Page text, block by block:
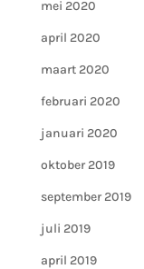
mei 2020
april 2020
maart 2020
februari 2020
januari 2020
oktober 2019
september 2019
juli 2019
april 2019